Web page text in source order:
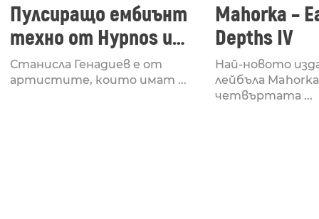
Пулсиращо ембиънт
техно от Hypnos и
албума
Vindictiveness
Станисла Генадиев е от
артистите, които имат ...
Mahorka –
Depths IV
Най-новото
лейбъла
четвъртата ...